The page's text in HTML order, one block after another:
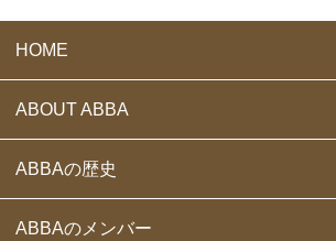
HOME
ABOUT ABBA
ABBAの歴史
ABBAのメンバー